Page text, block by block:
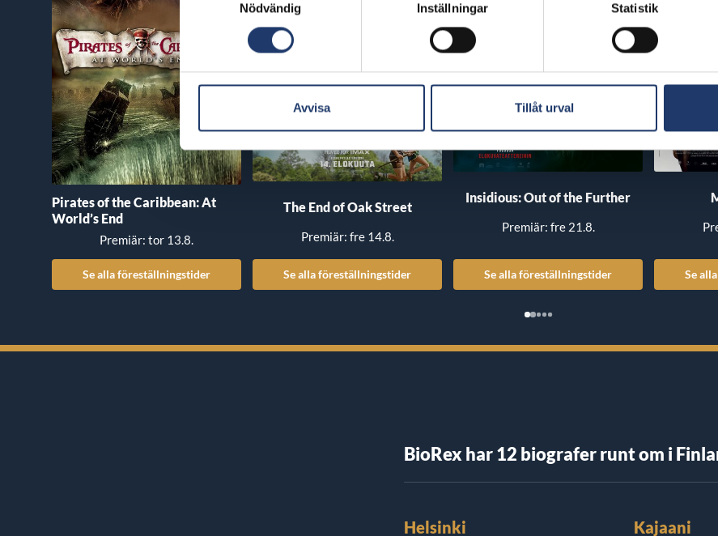
Nödvändig
Inställningar Statistik
Avvisa Tillåt urval
Pirates of the Caribbean: At
World’s End
Premiär: tor 13.8.
Se alla föreställningstider
The End of Oak Street
Premiär: fre 14.8.
Se alla föreställningstider
Insidious: Out of the Further
Premiär: fre 21.8.
Se alla föreställningstider Se
BioRex har 12 biografer runt om i
Helsinki Kajaani